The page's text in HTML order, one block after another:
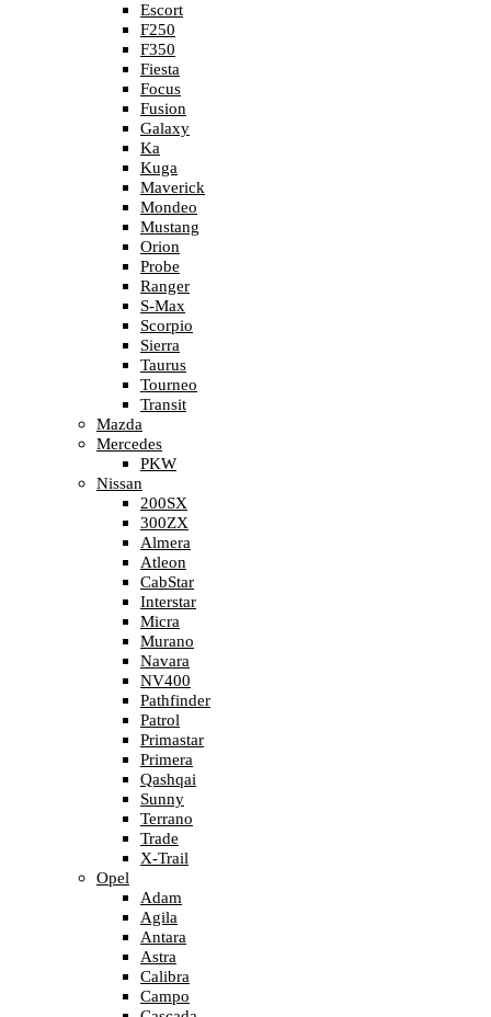
Escort
F250
F350
Fiesta
Focus
Fusion
Galaxy
Ka
Kuga
Maverick
Mondeo
Mustang
Orion
Probe
Ranger
S-Max
Scorpio
Sierra
Taurus
Tourneo
Transit
Mazda
Mercedes
PKW
Nissan
200SX
300ZX
Almera
Atleon
CabStar
Interstar
Micra
Murano
Navara
NV400
Pathfinder
Patrol
Primastar
Primera
Qashqai
Sunny
Terrano
Trade
X-Trail
Opel
Adam
Agila
Antara
Astra
Calibra
Campo